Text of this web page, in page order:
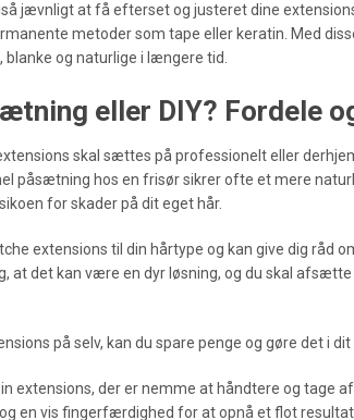
jævnligt at få efterset og justeret dine
metoder som tape eller keratin. Med
og naturlige i længere tid.
eller DIY? Fordele
skal sættes på professionelt eller
påsætning hos en frisør sikrer ofte et mere
for skader på dit eget hår.
extensions til din hårtype og kan give dig råd
at det kan være en dyr løsning, og du skal
på selv, kan du spare penge og gøre det i dit
extensions, der er nemme at håndtere og tage
en vis fingerfærdighed for at opnå et flot